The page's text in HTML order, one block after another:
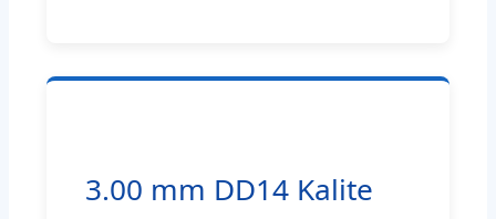
3.00 mm DD14 Kalite